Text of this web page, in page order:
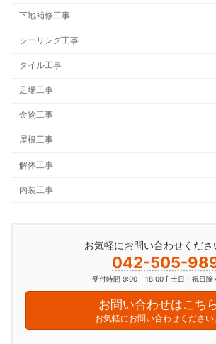
下地補修工事
シーリング工事
タイル工事
足場工事
金物工事
屋根工事
解体工事
内装工事
お気軽にお問い合わせくださ
042-505-
受付時間 9:00 - 18:00 [ 土日・祝日除
お問い合わせはこち
お気軽にお問い合わせください